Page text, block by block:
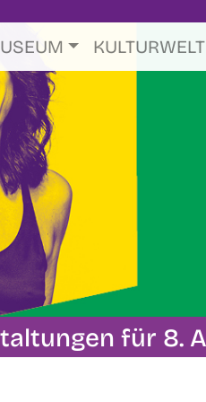
für 8.